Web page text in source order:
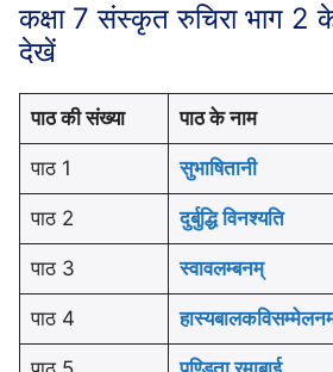
कक्षा 7 संस्कृत रुचिरा भाग 2
देखें
पाठ की संख्या पाठ के नाम
पाठ 1 सुभाषितानी
पाठ 2 दुर्बुद्धि विनश्यति
पाठ 3 स्वावलम्बनम्
पाठ 4